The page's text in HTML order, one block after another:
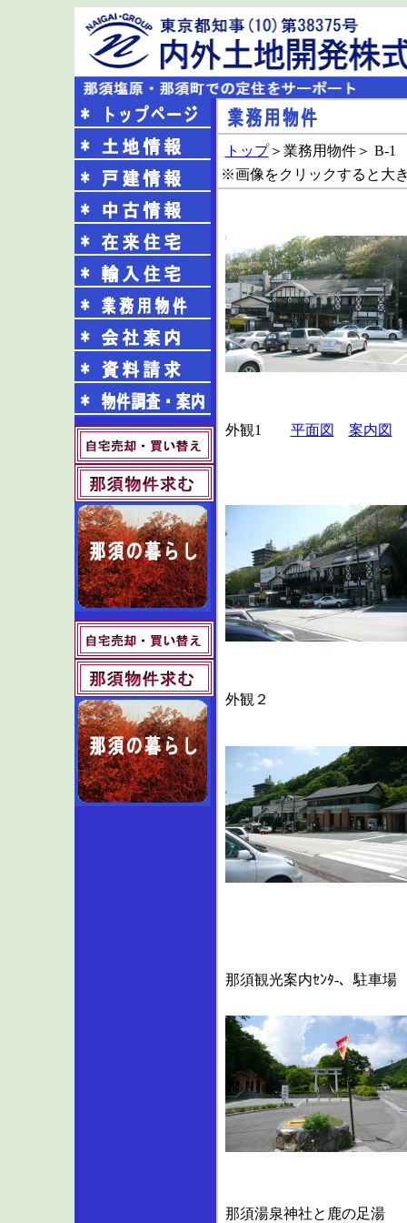
トップ＞業務用物件＞ B-
※画像をクリックすると大
外観1 平面図 案内図
外観２
那須観光案内ｾﾝﾀ-、駐車場
那須湯泉神社と鹿の足湯